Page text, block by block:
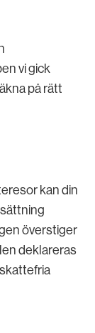
vi gick
på rätt
kan din
överstiger
deklareras